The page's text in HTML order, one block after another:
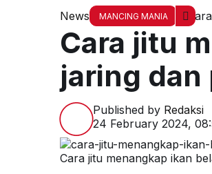
News MANCING MANIA
Cara jitu
jaring dan
Published by Redaksi
24 February 2024,
Cara jitu menangkap ikan